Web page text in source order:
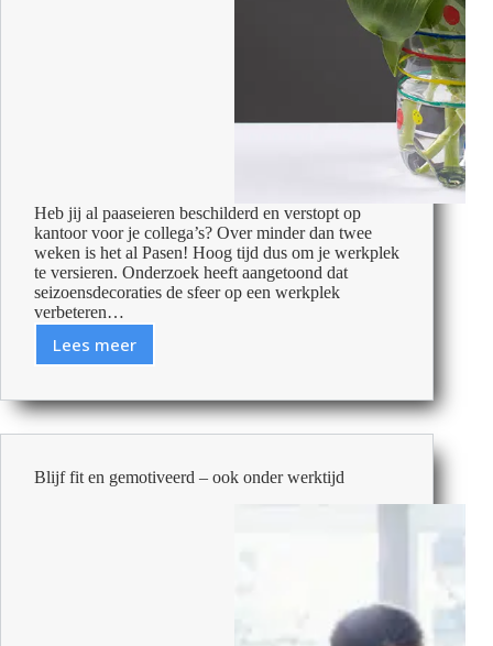
Heb jij al paaseieren beschilderd en verstopt op
kantoor voor je collega’s? Over minder dan twee
weken is het al Pasen! Hoog tijd dus om je werkplek
te versieren. Onderzoek heeft aangetoond dat
seizoensdecoraties de sfeer op een werkplek
verbeteren…
Lees meer
Zo
je
je
(thuis)kantoor
voor
Blijf fit en gemotiveerd – ook onder werktijd